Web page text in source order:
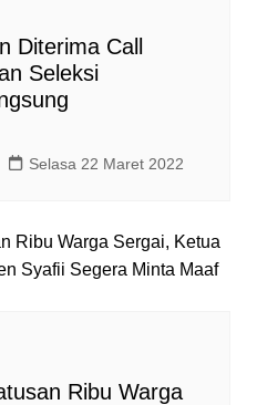
Diterima Call
Seleksi
Selasa 22 Maret 2022
Ribu Warga